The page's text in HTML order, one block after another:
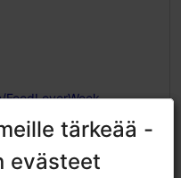
tärkeää -
evästeet
tärkeää -
evästeet